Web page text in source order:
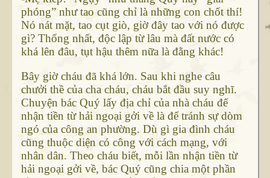
phóng” như tao cũng chỉ là những con chốt thí!
Nó nát mặt, tao cụt giò, giờ đây tao với nó được
gì? Thống nhất, độc lập từ lâu mà đất nước có
khá lên đâu, tụt hậu thêm nữa là đằng khác!
Bây giờ cháu đã khá lớn. Sau khi nghe câu
chưởi thề của cha cháu, cháu bắt đầu suy nghĩ.
Chuyện bác Quý lấy địa chỉ của nhà cháu để
nhận tiền từ hải ngoại gởi về là để tránh sự dòm
ngó của công an phường. Dù gì gia đình cháu
cũng thuộc diện có công với cách mạng, với
nhân dân. Theo cháu biết, mỗi lần nhận tiền từ
hải ngoại gởi về, bác Quý cũng chia một phần